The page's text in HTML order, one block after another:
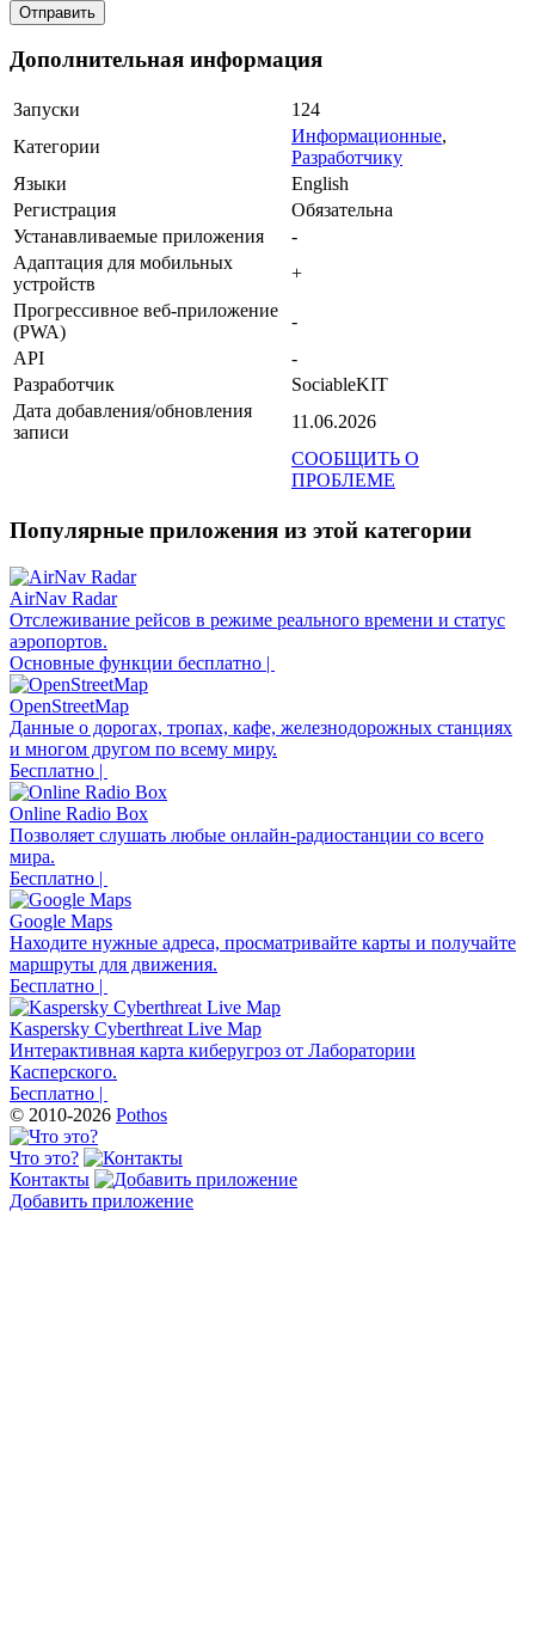
Дополнительная информация
Запуски
124
Категории
Информационные,
Разработчику
Языки
English
Регистрация
Обязательна
Устанавливаемые приложения
-
Адаптация для мобильных
устройств
+
Прогрессивное веб-приложение
(PWA)
-
API
-
Разработчик
SociableKIT
Дата добавления/обновления
записи
11.06.2026
СООБЩИТЬ О
ПРОБЛЕМЕ
Популярные приложения из этой категории
AirNav Radar
Отслеживание рейсов в режиме реального времени и статус
аэропортов.
Основные функции бесплатно |
OpenStreetMap
Данные о дорогах, тропах, кафе, железнодорожных станциях
и многом другом по всему миру.
Бесплатно |
Online Radio Box
Позволяет слушать любые онлайн-радиостанции со всего
мира.
Бесплатно |
Google Maps
Находите нужные адреса, просматривайте карты и получайте
маршруты для движения.
Бесплатно |
Kaspersky Cyberthreat Live Map
Интерактивная карта киберугроз от Лаборатории
Касперского.
Бесплатно |
© 2010-2026 Pothos
Что это?
Контакты
Добавить приложение